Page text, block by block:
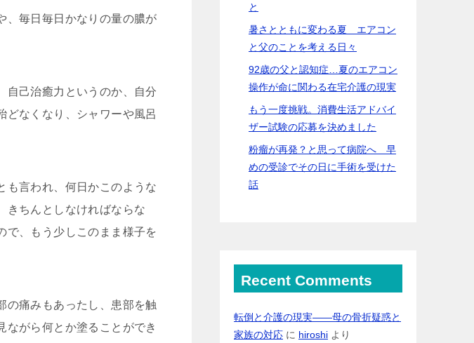
、毎日毎日かなりの量の膿が
己治癒力というのか、自分
どなくなり、シャワーや風呂
言われ、何日かこのような
きちんとしなければならな
で、もう少しこのまま様子を
痛みもあったし、患部を触
ながら何とか塗ることができ
と
暑さとともに変わる夏 エアコン
と父のことを考える日々
92歳の父と認知症…夏のエアコン
操作が命に関わる在宅介護の現実
もう一度挑戦。消費生活アドバイ
ザー試験の応募を決めました
粉瘤が再発？と思って病院へ 早
めの受診でその日に手術を受けた
話
Recent Comments
転倒と介護の現実――母の骨折疑惑と
家族の対応 に hiroshi より